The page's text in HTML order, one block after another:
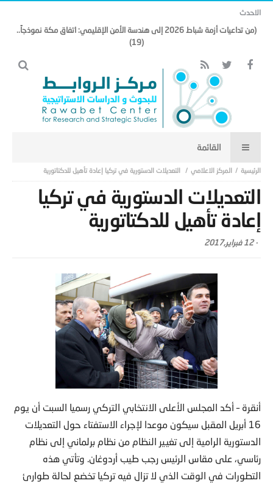
الاحدث
(من تداعيات أزمة شباط 2026 إلى هندسة الأمن الإقليمي: اتفاق مكة نموذجاً..
(19)
المركز الاعلامي التعديلات الدستورية في تركيا إعادة تأهيل للدكتاتورية
التعديلات الدستورية في تركيا
إعادة تأهيل للدكتاتورية
-12 فبراير,2017
أنقرة – أكد المجلس الأعلى الانتخابي التركي رسميا السبت أن يوم
16 أبريل المقبل سيكون موعدا لإجراء الاستفتاء حول التعديلات
الدستورية الرامية إلى تغيير النظام من نظام برلماني إلى نظام
رئاسي، على مقاس الرئيس رجب طيب أردوغان. وتأتي هذه
التطورات في الوقت الذي لا تزال فيه تركيا تخضع لحالة طوارئ